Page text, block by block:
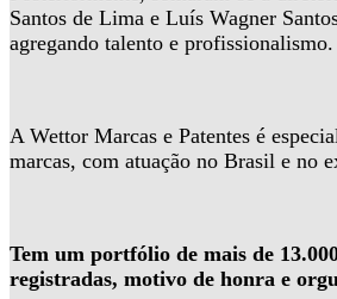
Santos de Lima e Luís Wagner
agregando talento e profissionalismo.
A Wettor Marcas e Patentes é
marcas, com atuação no Brasil e no
Tem um portfólio de mais de
registradas, motivo de honra e